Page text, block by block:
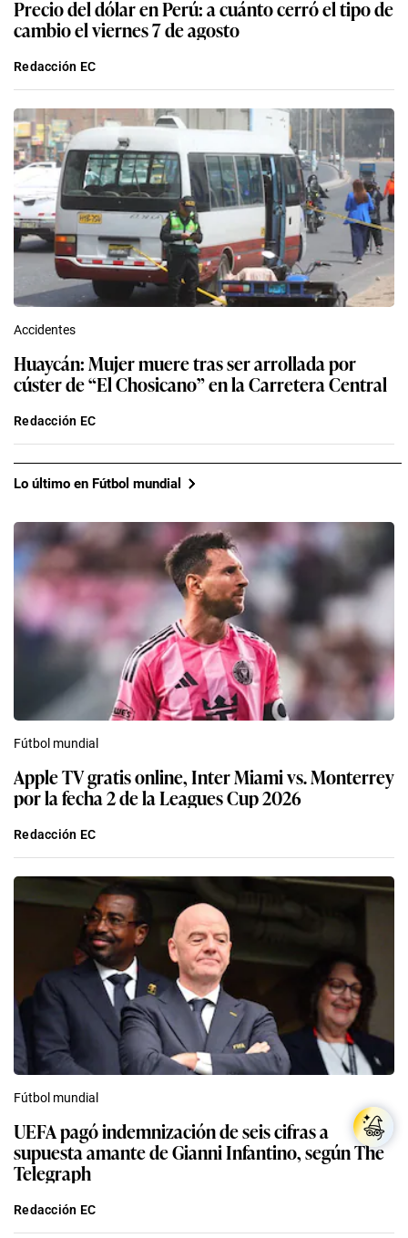
Precio del dólar en Perú: a cuánto cerró el tipo de
cambio el viernes 7 de agosto
Redacción EC
Accidentes
Huaycán: Mujer muere tras ser arrollada por
cúster de “El Chosicano” en la Carretera Central
Redacción EC
Lo último en Fútbol mundial
Fútbol mundial
Apple TV gratis online, Inter Miami vs. Monterrey
por la fecha 2 de la Leagues Cup 2026
Redacción EC
Fútbol mundial
UEFA pagó indemnización de seis cifras a
supuesta amante de Gianni Infantino, según The
Telegraph
Redacción EC